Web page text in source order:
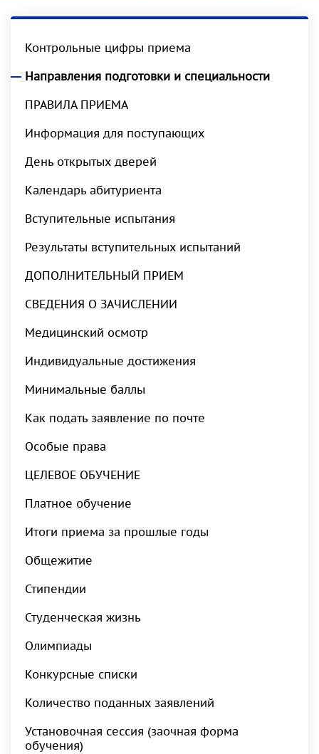
Контрольные цифры приема
Направления подготовки и специальности
ПРАВИЛА ПРИЕМА
Информация для поступающих
День открытых дверей
Календарь абитуриента
Вступительные испытания
Результаты вступительных испытаний
ДОПОЛНИТЕЛЬНЫЙ ПРИЕМ
СВЕДЕНИЯ О ЗАЧИСЛЕНИИ
Медицинский осмотр
Индивидуальные достижения
Минимальные баллы
Как подать заявление по почте
Особые права
ЦЕЛЕВОЕ ОБУЧЕНИЕ
Платное обучение
Итоги приема за прошлые годы
Общежитие
Стипендии
Студенческая жизнь
Олимпиады
Конкурсные списки
Количество поданных заявлений
Установочная сессия (заочная форма
обучения)